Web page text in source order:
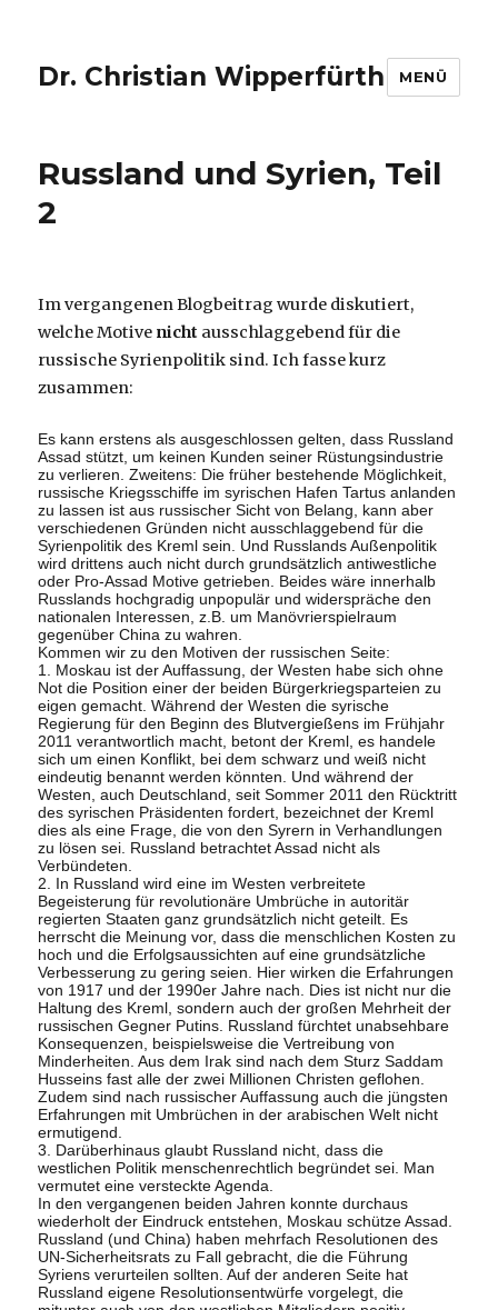
Dr. Christian Wipperfürth MENÜ
Russland und Syrien, Teil
2
Im vergangenen Blogbeitrag wurde diskutiert,
welche Motive nicht ausschlaggebend für die
russische Syrienpolitik sind. Ich fasse kurz
zusammen:
Es kann erstens als ausgeschlossen gelten, dass Russland
Assad stützt, um keinen Kunden seiner Rüstungsindustrie
zu verlieren. Zweitens: Die früher bestehende Möglichkeit,
russische Kriegsschiffe im syrischen Hafen Tartus anlanden
zu lassen ist aus russischer Sicht von Belang, kann aber
verschiedenen Gründen nicht ausschlaggebend für die
Syrienpolitik des Kreml sein. Und Russlands Außenpolitik
wird drittens auch nicht durch grundsätzlich antiwestliche
oder Pro-Assad Motive getrieben. Beides wäre innerhalb
Russlands hochgradig unpopulär und widerspräche den
nationalen Interessen, z.B. um Manövrierspielraum
gegenüber China zu wahren.
Kommen wir zu den Motiven der russischen Seite:
1. Moskau ist der Auffassung, der Westen habe sich ohne
Not die Position einer der beiden Bürgerkriegsparteien zu
eigen gemacht. Während der Westen die syrische
Regierung für den Beginn des Blutvergießens im Frühjahr
2011 verantwortlich macht, betont der Kreml, es handele
sich um einen Konflikt, bei dem schwarz und weiß nicht
eindeutig benannt werden könnten. Und während der
Westen, auch Deutschland, seit Sommer 2011 den Rücktritt
des syrischen Präsidenten fordert, bezeichnet der Kreml
dies als eine Frage, die von den Syrern in Verhandlungen
zu lösen sei. Russland betrachtet Assad nicht als
Verbündeten.
2. In Russland wird eine im Westen verbreitete
Begeisterung für revolutionäre Umbrüche in autoritär
regierten Staaten ganz grundsätzlich nicht geteilt. Es
herrscht die Meinung vor, dass die menschlichen Kosten zu
hoch und die Erfolgsaussichten auf eine grundsätzliche
Verbesserung zu gering seien. Hier wirken die Erfahrungen
von 1917 und der 1990er Jahre nach. Dies ist nicht nur die
Haltung des Kreml, sondern auch der großen Mehrheit der
russischen Gegner Putins. Russland fürchtet unabsehbare
Konsequenzen, beispielsweise die Vertreibung von
Minderheiten. Aus dem Irak sind nach dem Sturz Saddam
Husseins fast alle der zwei Millionen Christen geflohen.
Zudem sind nach russischer Auffassung auch die jüngsten
Erfahrungen mit Umbrüchen in der arabischen Welt nicht
ermutigend.
3. Darüberhinaus glaubt Russland nicht, dass die
westlichen Politik menschenrechtlich begründet sei. Man
vermutet eine versteckte Agenda.
In den vergangenen beiden Jahren konnte durchaus
wiederholt der Eindruck entstehen, Moskau schütze Assad.
Russland (und China) haben mehrfach Resolutionen des
UN-Sicherheitsrats zu Fall gebracht, die die Führung
Syriens verurteilen sollten. Auf der anderen Seite hat
Russland eigene Resolutionsentwürfe vorgelegt, die